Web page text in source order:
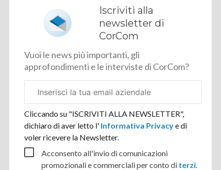
Iscriviti alla
newsletter di
CorCom
Vuoi le news più importanti, gli
approfondimenti e le interviste di CorCom?
aziendale
Cliccando su "ISCRIVITI ALLA NEWSLETTER",
dichiaro di aver letto l' Informativa Privacye di
voler ricevere la Newsletter.
Acconsento all'invio di comunicazioni
promozionali e commerciali per conto di terzi.